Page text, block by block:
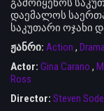
გამოიყენოს
დაემალოს
საკუთარი ოჯახი
ჟანრი: Action ,
Actor: Gina Carano ,
Ross
Director: Steven